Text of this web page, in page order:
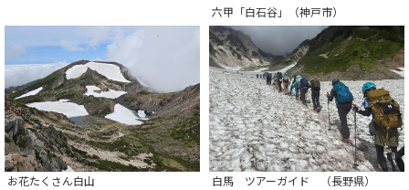
六甲「白石谷」（神戸市）
お花たくさん白山 白馬 ツアーガイド （長野県）